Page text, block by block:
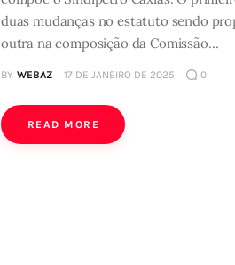
duas mudanças no estatuto sendo
outra na composição da Comissão…
BY WEBAZ 17 DE JANEIRO DE 2025 0
READ MORE